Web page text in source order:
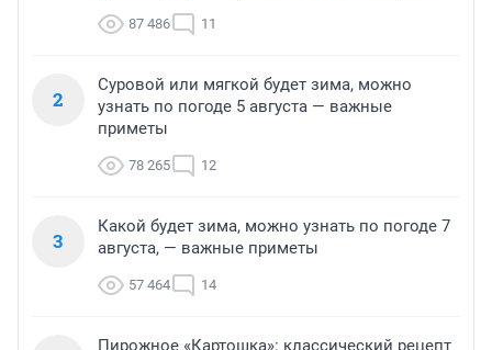
87 486 11
2
Суровой или мягкой будет зима, можно
узнать по погоде 5 августа — важные
приметы
78 265 12
3
Какой будет зима, можно узнать по погоде 7
августа, — важные приметы
57 464 14
Пирожное «Картошка»: классический рецепт